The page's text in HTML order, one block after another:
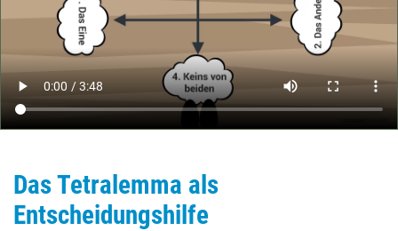
Das Tetralemma als
Entscheidungshilfe